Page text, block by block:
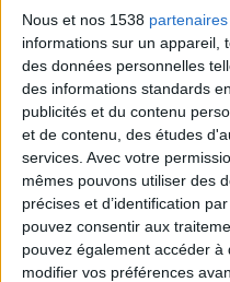
Nous et nos 1538 partenaires
informations sur un appareil,
des données personnelles
des informations standards
publicités et du contenu
et de contenu, des études
services. Avec votre
mêmes pouvons utiliser des
précises et d’identification
pouvez consentir aux
pouvez également accéder
modifier vos préférences
Webinaires en